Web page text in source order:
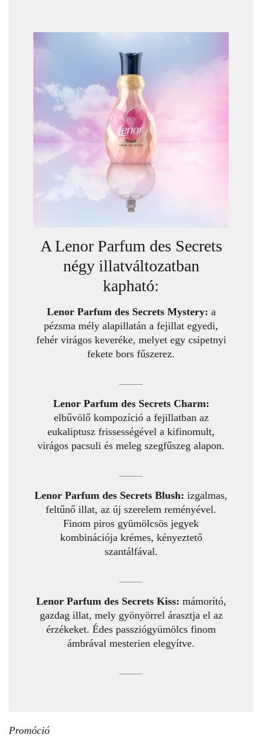
A Lenor Parfum des Secrets
négy illatváltozatban
kapható:
Lenor Parfum des Secrets Mystery: a
pézsma mély alapillatán a fejillat egyedi,
fehér virágos keveréke, melyet egy csipetnyi
fekete bors fűszerez.
Lenor Parfum des Secrets Charm:
elbűvölő kompozíció a fejillatban az
eukaliptusz frissességével a kifinomult,
virágos pacsuli és meleg szegfűszeg alapon.
Lenor Parfum des Secrets Blush: izgalmas,
feltűnő illat, az új szerelem reményével.
Finom piros gyümölcsös jegyek
kombinációja krémes, kényeztető
szantálfával.
Lenor Parfum des Secrets Kiss: mámorító,
gazdag illat, mely gyönyörrel árasztja el az
érzékeket. Édes passziógyümölcs finom
ámbrával mesterien elegyítve.
Promóció